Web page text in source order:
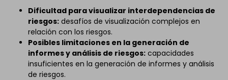
Dificultad para visualizar interdependencias de
riesgos: desafíos de visualización complejos en
relación con los riesgos.
Posibles limitaciones en la generación de
informes y análisis de riesgos: capacidades
insuficientes en la generación de informes y análisis
de riesgos.